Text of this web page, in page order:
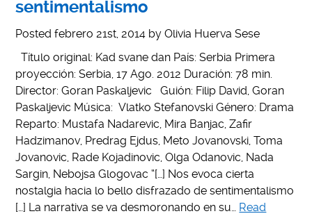
sentimentalismo
Postedfebrero 21st, 2014 byOlivia Huerva Sese
Título original: Kad svane dan País: Serbia Primera
proyección: Serbia, 17 Ago. 2012 Duración: 78 min.
Director: Goran Paskaljevic Guión: Filip David, Goran
Paskaljevic Música: Vlatko Stefanovski Género: Drama
Reparto: Mustafa Nadarevic, Mira Banjac, Zafir
Hadzimanov, Predrag Ejdus, Meto Jovanovski, Toma
Jovanovic, Rade Kojadinovic, Olga Odanovic, Nada
Sargin, Nebojsa Glogovac “[…] Nos evoca cierta
nostalgia hacia lo bello disfrazado de sentimentalismo
[…] La narrativa se va desmoronando en su… Read